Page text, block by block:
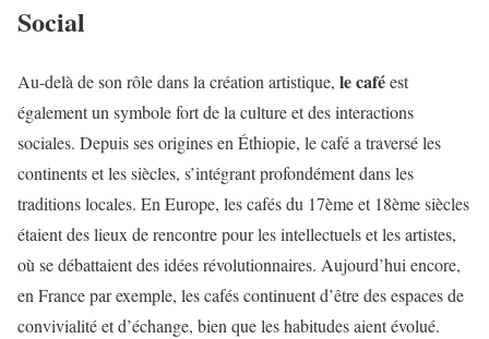
Social
Au-delà de son rôle dans la création artistique, le caféest
également un symbole fort de la culture et des interactions
sociales. Depuis ses origines en Éthiopie, le café a traversé les
continents et les siècles, s’intégrant profondément dans les
traditions locales. En Europe, les cafés du 17ème et 18ème siècles
étaient des lieux de rencontre pour les intellectuels et les artistes,
où se débattaient des idées révolutionnaires. Aujourd’hui encore,
en France par exemple, les cafés continuent d’être des espaces de
convivialité et d’échange, bien que les habitudes aient évolué.